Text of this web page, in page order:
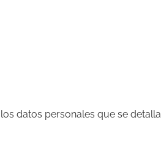
datos personales que se